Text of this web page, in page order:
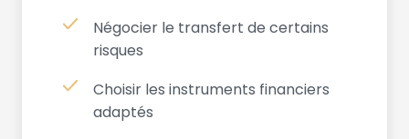
Négocier le transfert de certains
risques
Choisir les instruments financiers
adaptés